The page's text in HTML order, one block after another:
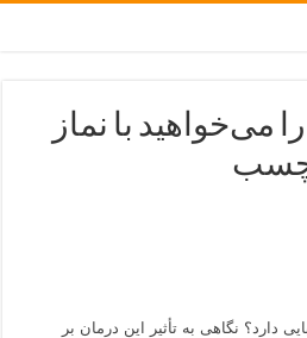
می‌خواهید‌ با نماز
دارد؟ نگاهی به تأثیر این درمان بر